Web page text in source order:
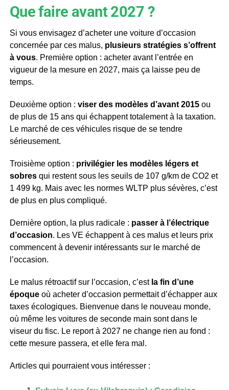
Que faire avant 2027 ?
Si vous envisagez d’acheter une voiture d’occasion
concernée par ces malus, plusieurs stratégies s’offrent
à vous. Première option : acheter avant l’entrée en
vigueur de la mesure en 2027, mais ça laisse peu de
temps.
Deuxième option : viser des modèles d’avant 2015ou
de plus de 15 ans qui échappent totalement à la taxation.
Le marché de ces véhicules risque de se tendre
sérieusement.
Troisième option : privilégier les modèles légers et
sobresqui restent sous les seuils de 107 g/km de CO2 et
1 499 kg. Mais avec les normes WLTP plus sévères, c’est
de plus en plus compliqué.
Dernière option, la plus radicale : passer à l’électrique
d’occasion. Les VE échappent à ces malus et leurs prix
commencent à devenir intéressants sur le marché de
l’occasion.
Le malus rétroactif sur l’occasion, c’est la fin d’une
époqueoù acheter d’occasion permettait d’échapper aux
taxes écologiques. Bienvenue dans le nouveau monde,
où même les voitures de seconde main sont dans le
viseur du fisc. Le report à 2027 ne change rien au fond :
cette mesure passera, et elle fera mal.
Articles qui pourraient vous intéresser :